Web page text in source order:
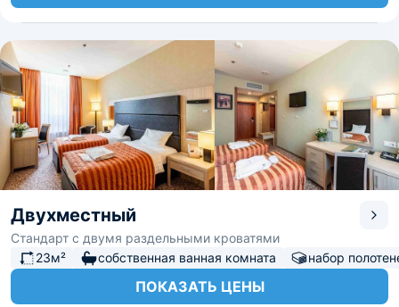
Двухместный
Стандарт с двумя раздельными кроватями
23м²
собственная ванная комната набор
ПОКАЗАТЬ ЦЕНЫ